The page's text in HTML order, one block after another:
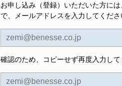
お申し込み（登録）いただいた方に
で、メールアドレスを入力してくださ
確認のため、コピーせず再度入力して